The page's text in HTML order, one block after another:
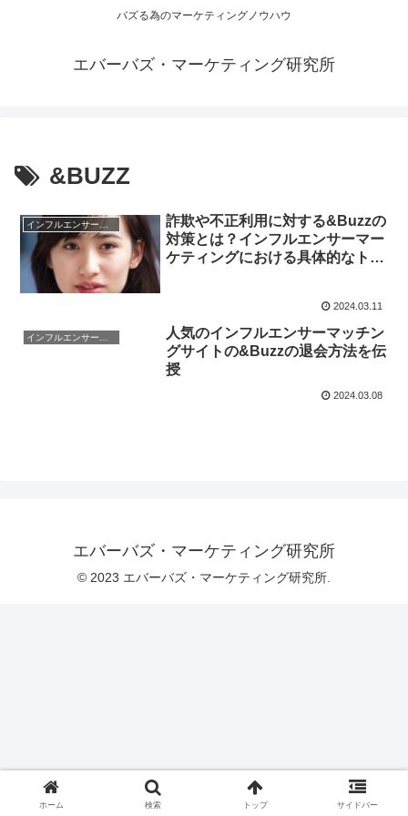
バズる為のマーケティングノウハウ
エバーバズ・マーケティング研究所
&BUZZ
詐欺や不正利用に対する&Buzzの
対策とは？インフルエンサーマー
ケティングにおける具体的なトラ
2024.03.11
人気のインフルエンサーマッチン
グサイトの&Buzzの退会方法を伝
授
2024.03.08
エバーバズ・マーケティング研究所
© 2023 エバーバズ・マーケティング研究所.
ホーム 検索 トップ サイドバー